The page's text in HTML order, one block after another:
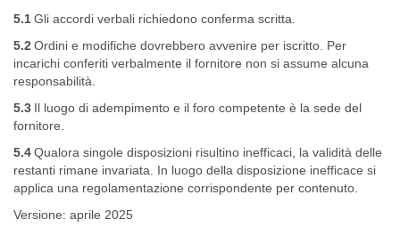
5.1Gli accordi verbali richiedono conferma scritta.
5.2 Ordini e modifiche dovrebbero avvenire per iscritto. Per
incarichi conferiti verbalmente il fornitore non si assume alcuna
responsabilità.
5.3 Il luogo di adempimento e il foro competente è la sede del
fornitore.
5.4Qualora singole disposizioni risultino inefficaci, la validità delle
restanti rimane invariata. In luogo della disposizione inefficace si
applica una regolamentazione corrispondente per contenuto.
Versione: aprile 2025